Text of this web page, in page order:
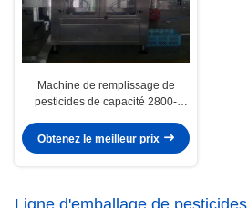
Machine de remplissage de
pesticides de capacité 2800-
pointe
Obtenez le meilleur prix